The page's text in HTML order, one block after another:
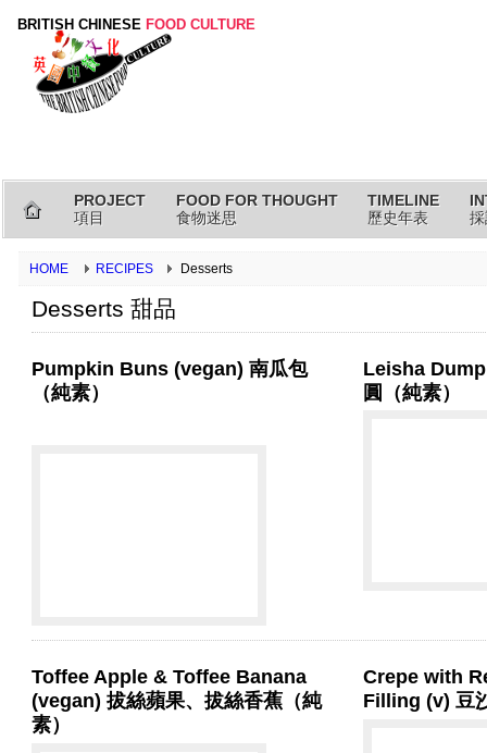
BRITISH CHINESE FOOD CULTURE
PROJECT
項目
FOOD FOR THOUGHT
食物迷思
TIMELINE
歷史年表
HOME RECIPES Desserts
Desserts 甜品
Pumpkin Buns (vegan) 南瓜包
（純素）
Leisha
圓（純素）
Toffee Apple & Toffee Banana
(vegan) 拔絲蘋果、拔絲香蕉（純
素）
Crepe with
Filling (v) 豆